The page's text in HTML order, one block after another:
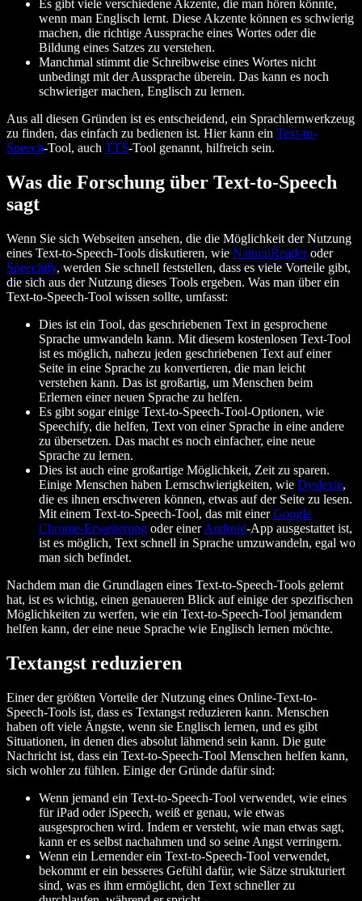
Es gibt viele verschiedene Akzente, die man hören könnte,
wenn man Englisch lernt. Diese Akzente können es schwierig
machen, die richtige Aussprache eines Wortes oder die
Bildung eines Satzes zu verstehen.
Manchmal stimmt die Schreibweise eines Wortes nicht
unbedingt mit der Aussprache überein. Das kann es noch
schwieriger machen, Englisch zu lernen.
Aus all diesen Gründen ist es entscheidend, ein Sprachlernwerkzeug
zu finden, das einfach zu bedienen ist. Hier kann ein Text-to-
Speech-Tool, auch TTS-Tool genannt, hilfreich sein.
Was die Forschung über Text-to-Speech
sagt
Wenn Sie sich Webseiten ansehen, die die Möglichkeit der Nutzung
eines Text-to-Speech-Tools diskutieren, wie NaturalReaderoder
Speechify, werden Sie schnell feststellen, dass es viele Vorteile gibt,
die sich aus der Nutzung dieses Tools ergeben. Was man über ein
Text-to-Speech-Tool wissen sollte, umfasst:
Dies ist ein Tool, das geschriebenen Text in gesprochene
Sprache umwandeln kann. Mit diesem kostenlosen Text-Tool
ist es möglich, nahezu jeden geschriebenen Text auf einer
Seite in eine Sprache zu konvertieren, die man leicht
verstehen kann. Das ist großartig, um Menschen beim
Erlernen einer neuen Sprache zu helfen.
Es gibt sogar einige Text-to-Speech-Tool-Optionen, wie
Speechify, die helfen, Text von einer Sprache in eine andere
zu übersetzen. Das macht es noch einfacher, eine neue
Sprache zu lernen.
Dies ist auch eine großartige Möglichkeit, Zeit zu sparen.
Einige Menschen haben Lernschwierigkeiten, wie Dyslexie,
die es ihnen erschweren können, etwas auf der Seite zu lesen.
Mit einem Text-to-Speech-Tool, das mit einerGoogle
Chrome-Erweiterung oder einerAndroid-App ausgestattet ist,
ist es möglich, Text schnell in Sprache umzuwandeln, egal wo
man sich befindet.
Nachdem man die Grundlagen eines Text-to-Speech-Tools gelernt
hat, ist es wichtig, einen genaueren Blick auf einige der spezifischen
Möglichkeiten zu werfen, wie ein Text-to-Speech-Tool jemandem
helfen kann, der eine neue Sprache wie Englisch lernen möchte.
Textangst reduzieren
Einer der größten Vorteile der Nutzung eines Online-Text-to-
Speech-Tools ist, dass es Textangst reduzieren kann. Menschen
haben oft viele Ängste, wenn sie Englisch lernen, und es gibt
Situationen, in denen dies absolut lähmend sein kann. Die gute
Nachricht ist, dass ein Text-to-Speech-Tool Menschen helfen kann,
sich wohler zu fühlen. Einige der Gründe dafür sind:
Wenn jemand ein Text-to-Speech-Tool verwendet, wie eines
für iPad oder iSpeech, weiß er genau, wie etwas
ausgesprochen wird. Indem er versteht, wie man etwas sagt,
kann er es selbst nachahmen und so seine Angst verringern.
Wenn ein Lernender ein Text-to-Speech-Tool verwendet,
bekommt er ein besseres Gefühl dafür, wie Sätze strukturiert
sind, was es ihm ermöglicht, den Text schneller zu